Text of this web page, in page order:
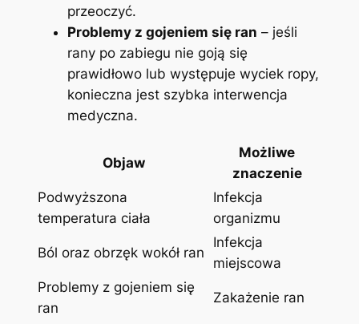
przeoczyć.
Problemy z gojeniem się ran – jeśli
rany po zabiegu nie goją się
prawidłowo lub występuje wyciek ropy,
konieczna jest szybka interwencja
medyczna.
Objaw
Możliwe
znaczenie
Podwyższona
temperatura ciała
Infekcja
organizmu
Ból oraz obrzęk wokół ran
Infekcja
miejscowa
Problemy z gojeniem się
ran
Zakażenie ran